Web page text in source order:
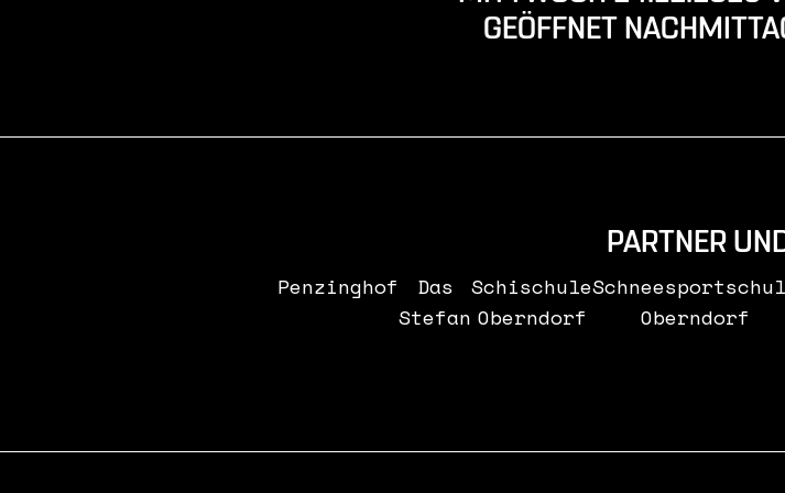
GEÖFFNET
PARTNER
Penzinghof
Das
Stefan
Schischule
Oberndorf
Oberndorf